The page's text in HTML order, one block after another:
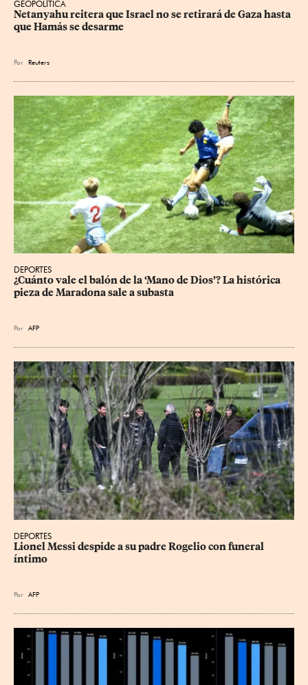
GEOPOLÍTICA
Netanyahu reitera que Israel no se retirará de Gaza hasta
que Hamás se desarme
Por Reuters
DEPORTES
¿Cuánto vale el balón de la ‘Mano de Dios’? La histórica
pieza de Maradona sale a subasta
Por AFP
DEPORTES
Lionel Messi despide a su padre Rogelio con funeral
íntimo
Por AFP